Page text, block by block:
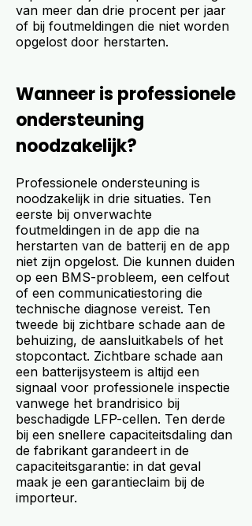
van meer dan drie procent per jaar
of bij foutmeldingen die niet worden
opgelost door herstarten.
Wanneer is professionele
ondersteuning
noodzakelijk?
Professionele ondersteuning is
noodzakelijk in drie situaties. Ten
eerste bij onverwachte
foutmeldingen in de app die na
herstarten van de batterij en de app
niet zijn opgelost. Die kunnen duiden
op een BMS-probleem, een celfout
of een communicatiestoring die
technische diagnose vereist. Ten
tweede bij zichtbare schade aan de
behuizing, de aansluitkabels of het
stopcontact. Zichtbare schade aan
een batterijsysteem is altijd een
signaal voor professionele inspectie
vanwege het brandrisico bij
beschadigde LFP-cellen. Ten derde
bij een snellere capaciteitsdaling dan
de fabrikant garandeert in de
capaciteitsgarantie: in dat geval
maak je een garantieclaim bij de
importeur.